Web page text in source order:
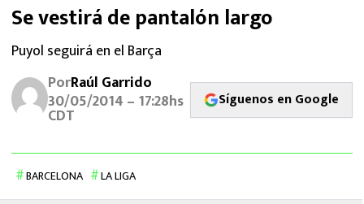
RAYADOS
PUMAS
ATLANTE
FUTBOL INTERNACIONAL
Se vestirá de pantalón largo
Puyol seguirá en el Barça
PorRaúl Garrido
30/05/2014 – 17:28hs
CDT
Síguenos en Google
BARCELONA LA LIGA